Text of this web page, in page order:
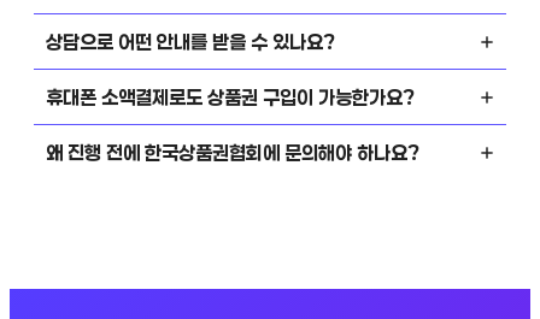
상담으로 어떤 안내를 받을 수 있나요?
휴대폰 소액결제로도 상품권 구입이 가능한가요?
왜 진행 전에 한국상품권협회에 문의해야 하나요?